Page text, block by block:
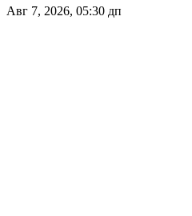
Авг 7, 2026, 05:30 дп